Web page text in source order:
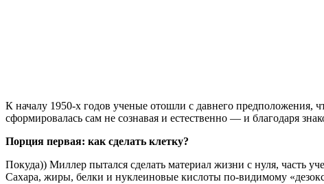
К началу 1950-х годов ученые отошли с давнего предположения,
сформировалась сам не сознавая и естественно — и благодаря
Порция первая: как сделать клетку?
Покуда)) Миллер пытался сделать материал жизни с нуля, часть
Сахара, жиры, белки и нуклеиновые кислоты по-видимому